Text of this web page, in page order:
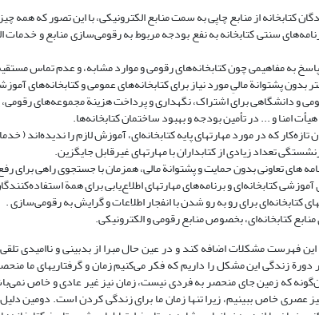
کتابخانه از منابع چاپی به سمت منابع الکترونیکی، با این تصور که همه
سنتی کتابخانه به نفع بودجه مربوط به رقومی‌سازی منابع و
به مفاهیمی چون کتابخانه‌‌های رقومی و موارد مشابه، و عدم تماس
بدون پشتوانة مالیِ مورد نیاز برای کتابخانه‌های عمومی و کتابخانه‌های
و دانشگاهی برای اشتراک، نگهداری و پرداخت هزینة مجموعه‌های
امنا و ... در تأمین بودجه و بهبود ساختمان کتابخانه‌ها.
تازه‌کار که در مورد مهارتهای پایه کتابخانه‌ای، آموزش لازم را ندیده‌اند
تعداد زیادی از کتابداران با مهارتهای غیرقابل جایگزین.
های تعاونی بدون حمایت و پشتوانة مالی، همزمان با جستجوی راهی برای
کتابخانه‌ای و برنامه‌های مهارتهای اطلاع‌یابی برای همة
کتابخانه‌ای برای رو به رو شدن با انفجار اطلاعات و گرایش به رقومی‌سازی .
کتابخانه‌ای، بخصوص منابع رقومی و الکترونیکی.
این فهرست مشکلات اضافه کند و در عین حال مبرا از بدبینی و ناامیدی
زندگی این مشکل را داریم که فکر می‌کنیم زمان و گرفتاریهای ما
که زمین جای منحصر به فردی نیست، زمان نیز غیر عادی و خاص
عصری خاص ببینیم، زیرا تنها زمان ما برای زندگی کردن است. دومین